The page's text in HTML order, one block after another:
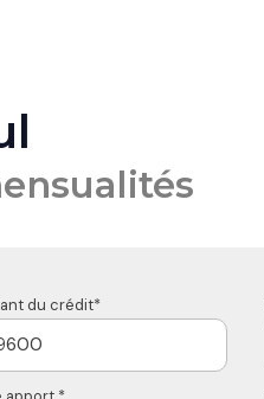
du crédit*